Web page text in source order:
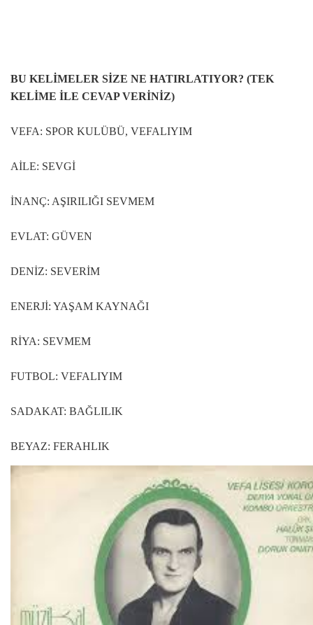
BU KELİMELER SİZE NE HATIRLATIYOR? (TEK
KELİME İLE CEVAP VERİNİZ)
VEFA: SPOR KULÜBÜ, VEFALIYIM
AİLE: SEVGİ
İNANÇ: AŞIRILIĞI SEVMEM
EVLAT: GÜVEN
DENİZ: SEVERİM
ENERJİ: YAŞAM KAYNAĞI
RİYA: SEVMEM
FUTBOL: VEFALIYIM
SADAKAT: BAĞLILIK
BEYAZ: FERAHLIK